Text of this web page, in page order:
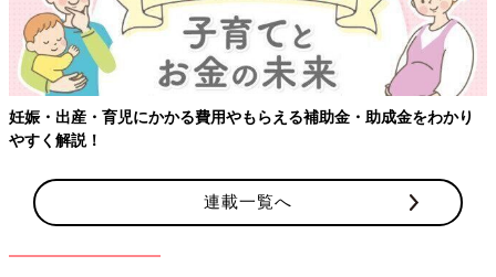
やもらえる補助金・助成金をわかり
連載一覧へ